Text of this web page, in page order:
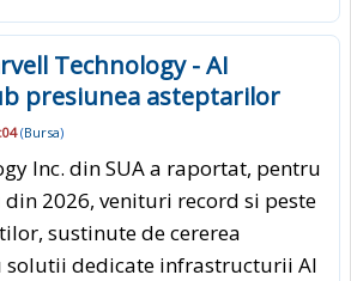
Technology - AI
presiunea asteptarilor
(Bursa)
Inc. din SUA a raportat, pentru
2026, venituri record si peste
sustinute de cererea
solutii dedicate infrastructurii AI